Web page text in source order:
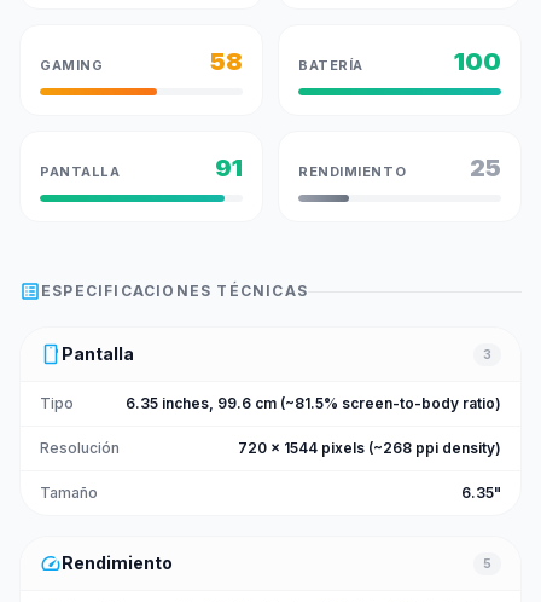
GAMING 58 BATERÍA 100
PANTALLA 91 RENDIMIENTO 25
list_alt ESPECIFICACIONES TÉCNICAS
smartphone Pantalla 3
Tipo 6.35 inches, 99.6 cm (~81.5% screen-to-body ratio)
Resolución 720 x 1544 pixels (~268 ppi density)
Tamaño 6.35"
speedRendimiento 5